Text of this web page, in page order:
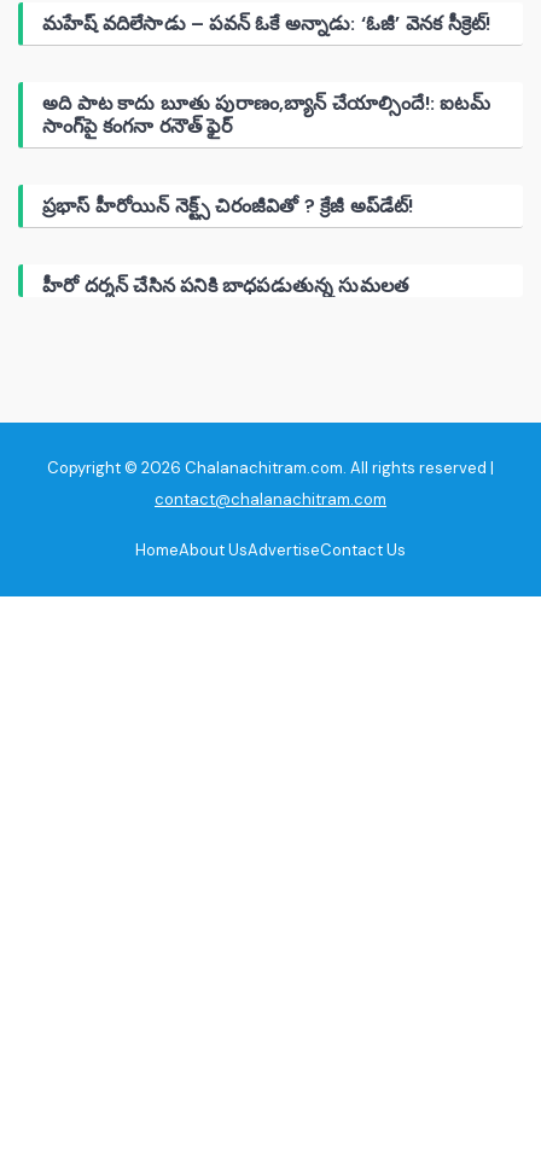
మహేష్ వదిలేసాడు – పవన్ ఓకే అన్నాడు: ‘ఓజీ’ వెనక సీక్రెట్!
అది పాట కాదు బూతు పురాణం,బ్యాన్ చేయాల్సిందే!: ఐటమ్
సాంగ్‌పై కంగనా రనౌత్ ఫైర్
ప్రభాస్ హీరోయిన్ నెక్ట్స్ చిరంజీవితో ? క్రేజీ అప్‌డేట్!
హీరో దర్శన్ చేసిన పనికి బాధపడుతున్న సుమలత
Copyright © 2026 Chalanachitram.com. All rights reserved |
contact@chalanachitram.com
HomeAbout UsAdvertiseContact Us